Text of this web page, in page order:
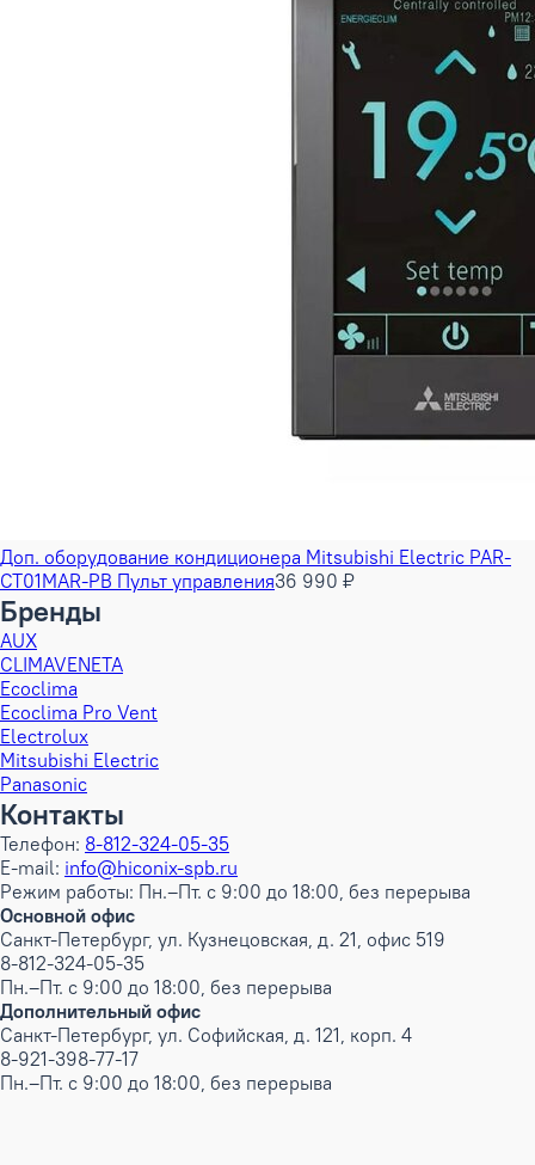
Доп. оборудование кондиционера Mitsubishi Electric PAR-
CT01MAR-PB Пульт управления36 990 ₽
Бренды
AUX
CLIMAVENETA
Ecoclima
Ecoclima Pro Vent
Electrolux
Mitsubishi Electric
Panasonic
Контакты
Телефон: 8-812-324-05-35
E-mail: info@hiconix-spb.ru
Режим работы: Пн.–Пт. с 9:00 до 18:00, без перерыва
Основной офис
Санкт-Петербург, ул. Кузнецовская, д. 21, офис 519
8-812-324-05-35
Пн.–Пт. с 9:00 до 18:00, без перерыва
Дополнительный офис
Санкт-Петербург, ул. Софийская, д. 121, корп. 4
8-921-398-77-17
Пн.–Пт. с 9:00 до 18:00, без перерыва